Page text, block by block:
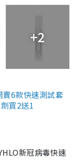
+2
6款快速測試套
買2送1
新冠病毒快速